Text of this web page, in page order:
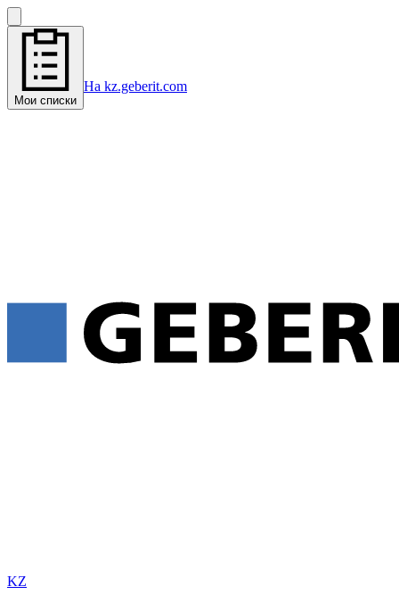
Мои списки
На kz.geberit.com
KZ